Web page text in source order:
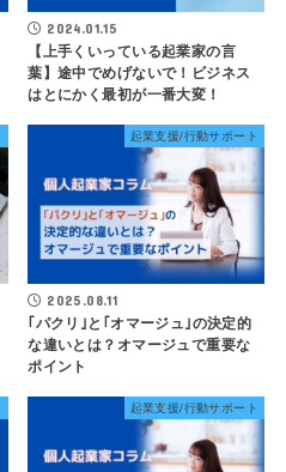
2024.01.15
【上手くいっている起業家の言
葉】途中でめげないで！ビジネス
はとにかく最初が一番大変！
起業支援/行動サポート
2025.08.11
｢パクリ｣と｢オマージュ｣の決定的
な違いとは？オマージュで重要な
ポイント
起業支援/行動サポート